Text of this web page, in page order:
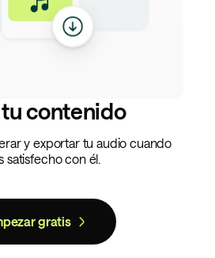
contenido
y exportar tu audio cuando
satisfecho con él.
gratis